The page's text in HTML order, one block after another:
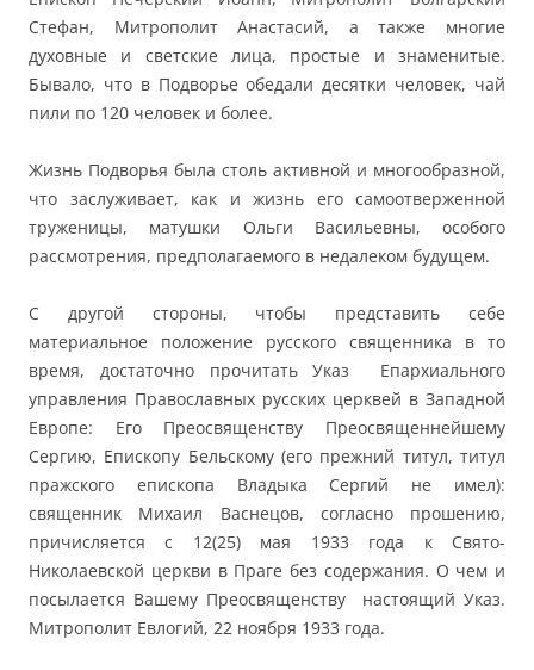
Стефан, Митрополит Анастасий, а также многие
духовные и светские лица, простые и знаменитые.
Бывало, что в Подворье обедали десятки человек, чай
пили по 120 человек и более.
Жизнь Подворья была столь активной и многообразной,
что заслуживает, как и жизнь его самоотверженной
труженицы, матушки Ольги Васильевны, особого
рассмотрения, предполагаемого в недалеком будущем.
С другой стороны, чтобы представить себе
материальное положение русского священника в то
время, достаточно прочитать Указ Епархиального
управления Православных русских церквей в Западной
Европе: Его Преосвященству Преосвященнейшему
Сергию, Епископу Бельскому (его прежний титул, титул
пражского епископа Владыка Сергий не имел):
священник Михаил Васнецов, согласно прошению,
причисляется с 12(25) мая 1933 года к Свято-
Николаевской церкви в Праге без содержания. О чем и
посылается Вашему Преосвященству настоящий Указ.
Митрополит Евлогий, 22 ноября 1933 года.